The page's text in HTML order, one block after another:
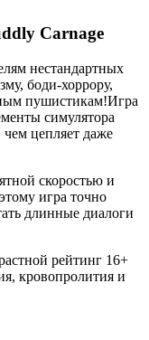
Carnage
нестандартных
боди-хоррору,
пушистикам!Игра
симулятора
цепляет даже
скоростью и
игра точно
длинные диалоги
рейтинг 16+
кровопролития и